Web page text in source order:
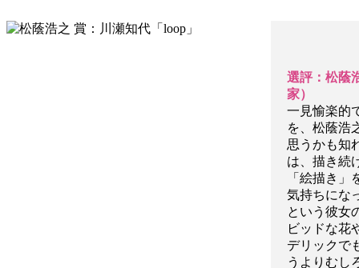
選評：松蔭
家）
一見愉楽的
を、松蔭浩
思うかも知
は、描き続
「絵描き
気持ちにな
という彼女
ビッドな花
デリックで
うよりむし